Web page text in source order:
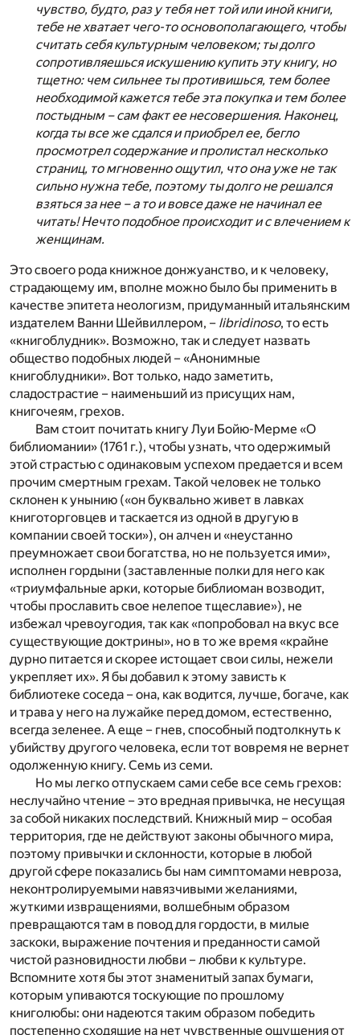
чувство, будто, раз у тебя нет той или иной книги,
тебе не хватает чего-то основополагающего, чтобы
считать себя культурным человеком; ты долго
сопротивляешься искушению купить эту книгу, но
тщетно: чем сильнее ты противишься, тем более
необходимой кажется тебе эта покупка и тем более
постыдным – сам факт ее несовершения. Наконец,
когда ты все же сдался и приобрел ее, бегло
просмотрел содержание и пролистал несколько
страниц, то мгновенно ощутил, что она уже не так
сильно нужна тебе, поэтому ты долго не решался
взяться за нее – а то и вовсе даже не начинал ее
читать! Нечто подобное происходит и с влечением к
женщинам.
Это своего рода книжное донжуанство, и к человеку,
страдающему им, вполне можно было бы применить в
качестве эпитета неологизм, придуманный итальянским
издателем Ванни Шейвиллером, – libridinoso, то есть
«книгоблудник». Возможно, так и следует назвать
общество подобных людей – «Анонимные
книгоблудники». Вот только, надо заметить,
сладострастие – наименьший из присущих нам,
книгочеям, грехов.
Вам стоит почитать книгу Луи Бойю-Мерме «О
библиомании» (1761 г.), чтобы узнать, что одержимый
этой страстью с одинаковым успехом предается и всем
прочим смертным грехам. Такой человек не только
склонен к унынию («он буквально живет в лавках
книготорговцев и таскается из одной в другую в
компании своей тоски»), он алчен и «неустанно
преумножает свои богатства, но не пользуется ими»,
исполнен гордыни (заставленные полки для него как
«триумфальные арки, которые библиоман возводит,
чтобы прославить свое нелепое тщеславие»), не
избежал чревоугодия, так как «попробовал на вкус все
существующие доктрины», но в то же время «крайне
дурно питается и скорее истощает свои силы, нежели
укрепляет их». Я бы добавил к этому зависть к
библиотеке соседа – она, как водится, лучше, богаче, как
и трава у него на лужайке перед домом, естественно,
всегда зеленее. А еще – гнев, способный подтолкнуть к
убийству другого человека, если тот вовремя не вернет
одолженную книгу. Семь из семи.
Но мы легко отпускаем сами себе все семь грехов:
неслучайно чтение – это вредная привычка, не несущая
за собой никаких последствий. Книжный мир – особая
территория, где не действуют законы обычного мира,
поэтому привычки и склонности, которые в любой
другой сфере показались бы нам симптомами невроза,
неконтролируемыми навязчивыми желаниями,
жуткими извращениями, волшебным образом
превращаются там в повод для гордости, в милые
заскоки, выражение почтения и преданности самой
чистой разновидности любви – любви к культуре.
Вспомните хотя бы этот знаменитый запах бумаги,
которым упиваются тоскующие по прошлому
книголюбы: они надеются таким образом победить
постепенно сходящие на нет чувственные ощущения от